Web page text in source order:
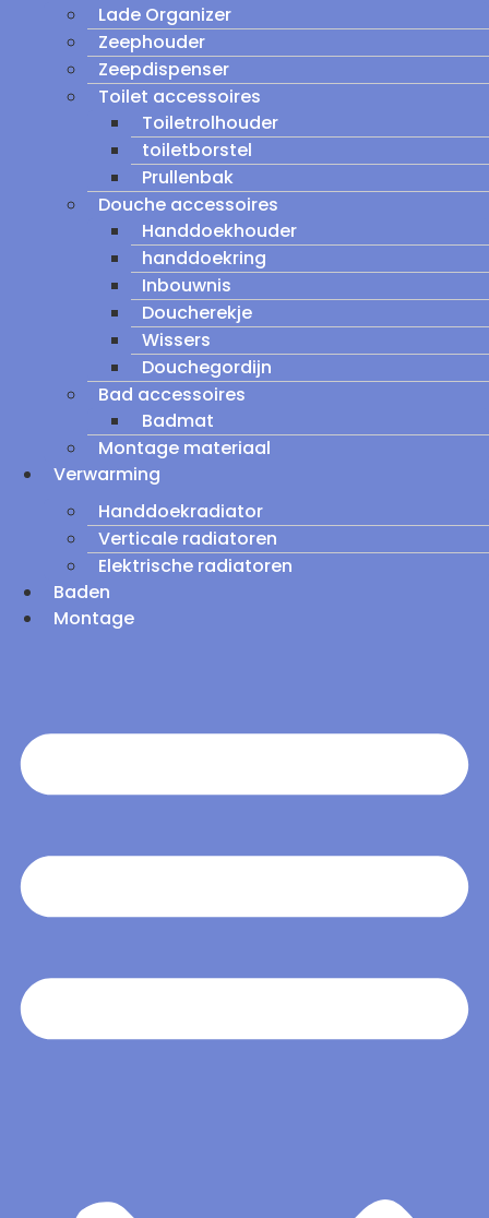
Lade Organizer
Zeephouder
Zeepdispenser
Toilet accessoires
Toiletrolhouder
toiletborstel
Prullenbak
Douche accessoires
Handdoekhouder
handdoekring
Inbouwnis
Doucherekje
Wissers
Douchegordijn
Bad accessoires
Badmat
Montage materiaal
Verwarming
Handdoekradiator
Verticale radiatoren
Elektrische radiatoren
Baden
Montage